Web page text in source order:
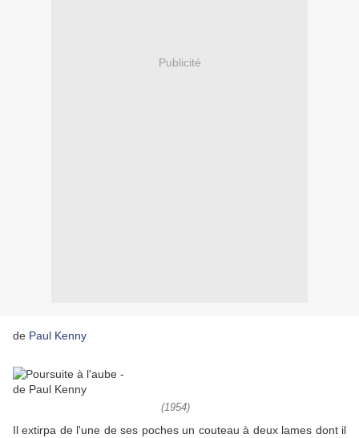
Publicité
de Paul Kenny
(1954)
Il extirpa de l'une de ses poches un couteau à deux lames dont il